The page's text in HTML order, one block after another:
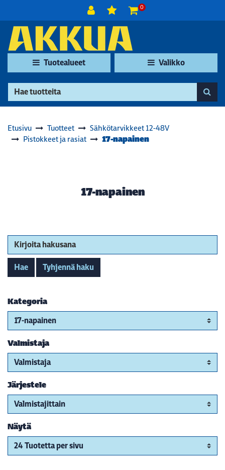
0
Tuotealueet Valikko
Etusivu Tuotteet
Sähkötarvikkeet 12-48V
Pistokkeet ja rasiat
17-napainen
17-napainen
Kirjoita hakusana
Hae Tyhjennä haku
Kategoria
Valmistaja
Järjestele
Näytä